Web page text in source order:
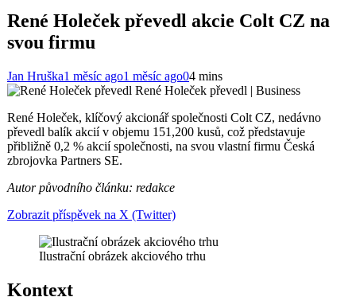
René Holeček převedl akcie Colt CZ na
svou firmu
Jan Hruška1 měsíc ago1 měsíc ago04 mins
René Holeček převedl | Business
René Holeček, klíčový akcionář společnosti Colt CZ, nedávno
převedl balík akcií v objemu 151,200 kusů, což představuje
přibližně 0,2 % akcií společnosti, na svou vlastní firmu Česká
zbrojovka Partners SE.
Autor původního článku: redakce
Zobrazit příspěvek na X (Twitter)
Ilustrační obrázek akciového trhu
Kontext